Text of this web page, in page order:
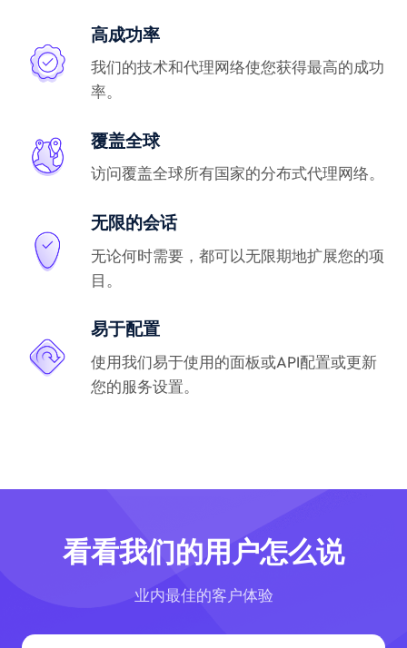
高成功率
我们的技术和代理网络使您获得最高的成功
率。
覆盖全球
访问覆盖全球所有国家的分布式代理网络。
无限的会话
无论何时需要，都可以无限期地扩展您的项
目。
易于配置
使用我们易于使用的面板或API配置或更新
您的服务设置。
看看我们的用户怎么说
业内最佳的客户体验